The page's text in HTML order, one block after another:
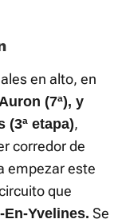
en alto, en
(7ª), y
(3ª etapa),
corredor de
empezar este
que
En-Yvelines. Se